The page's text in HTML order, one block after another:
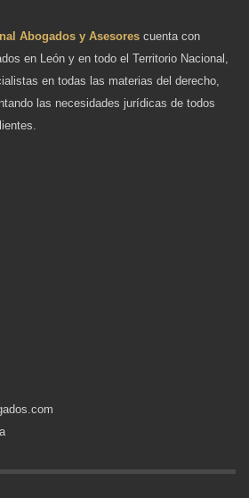
Abogados y Asesores cuenta con
en León y en todo el Territorio Nacional,
en todas las materias del derecho,
las necesidades jurídicas de todos